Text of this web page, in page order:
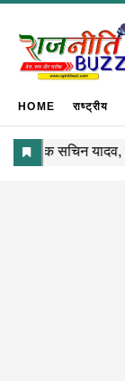
HOME राष्ट्रीय